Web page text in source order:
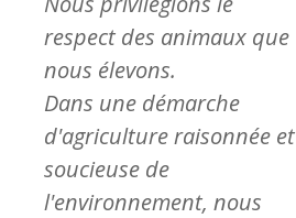
respect des animaux que
nous élevons.
Dans une démarche
d'agriculture raisonnée et
soucieuse de
l'environnement, nous